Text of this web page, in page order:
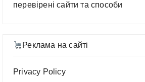
перевірені сайти та способи
Реклама на сайті
Privacy Policy